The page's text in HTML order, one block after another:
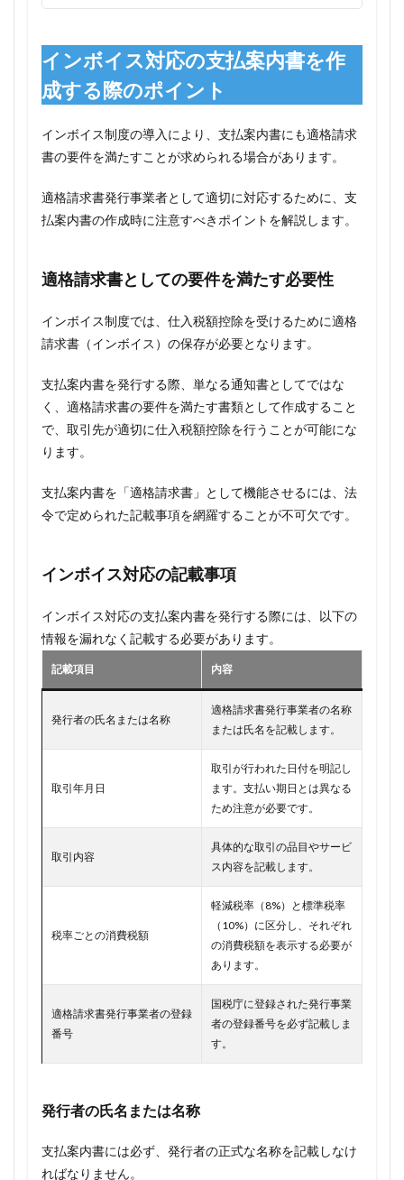
インボイス対応の支払案内書を作
成する際のポイント
インボイス制度の導入により、支払案内書にも適格請求
書の要件を満たすことが求められる場合があります。
適格請求書発行事業者として適切に対応するために、支
払案内書の作成時に注意すべきポイントを解説します。
適格請求書としての要件を満たす必要性
インボイス制度では、仕入税額控除を受けるために適格
請求書（インボイス）の保存が必要となります。
支払案内書を発行する際、単なる通知書としてではな
く、適格請求書の要件を満たす書類として作成すること
で、取引先が適切に仕入税額控除を行うことが可能にな
ります。
支払案内書を「適格請求書」として機能させるには、法
令で定められた記載事項を網羅することが不可欠です。
インボイス対応の記載事項
インボイス対応の支払案内書を発行する際には、以下の
情報を漏れなく記載する必要があります。
記載項目 内容
発行者の氏名または名称
適格請求書発行事業者の名称
または氏名を記載します。
取引年月日
取引が行われた日付を明記し
ます。支払い期日とは異なる
ため注意が必要です。
取引内容
具体的な取引の品目やサービ
ス内容を記載します。
税率ごとの消費税額
軽減税率（8%）と標準税率
（10%）に区分し、それぞれ
の消費税額を表示する必要が
あります。
適格請求書発行事業者の登録
番号
国税庁に登録された発行事業
者の登録番号を必ず記載しま
す。
発行者の氏名または名称
支払案内書には必ず、発行者の正式な名称を記載しなけ
ればなりません。